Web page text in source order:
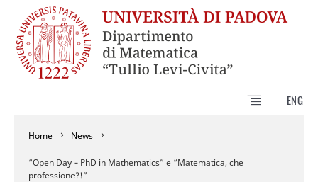
ENG
Home News
“Open Day – PhD in Mathematics” e “Matematica, che
professione?!”